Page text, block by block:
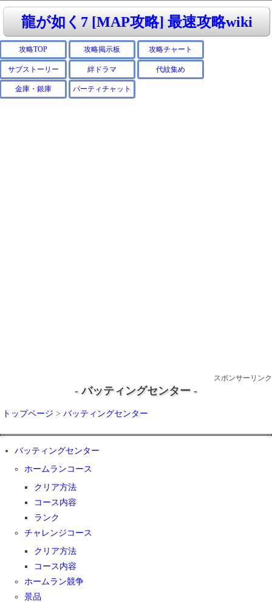
龍が如く7 [MAP攻略] 最速攻略wiki
攻略TOP 攻略掲示板 攻略チャート
サブストーリー 絆ドラマ 代紋集め
金庫・銀庫 パーティチャット
スポンサーリンク
- バッティングセンター -
トップページ > バッティングセンター
バッティングセンター
ホームランコース
クリア方法
コース内容
ランク
チャレンジコース
クリア方法
コース内容
ホームラン競争
景品